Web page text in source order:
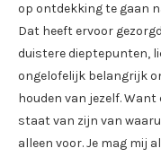
op ontdekking te gaan
Dat heeft ervoor
duistere dieptepunten,
ongelofelijk belangrijk
houden van jezelf.
staat van zijn van
alleen voor. Je mag mij